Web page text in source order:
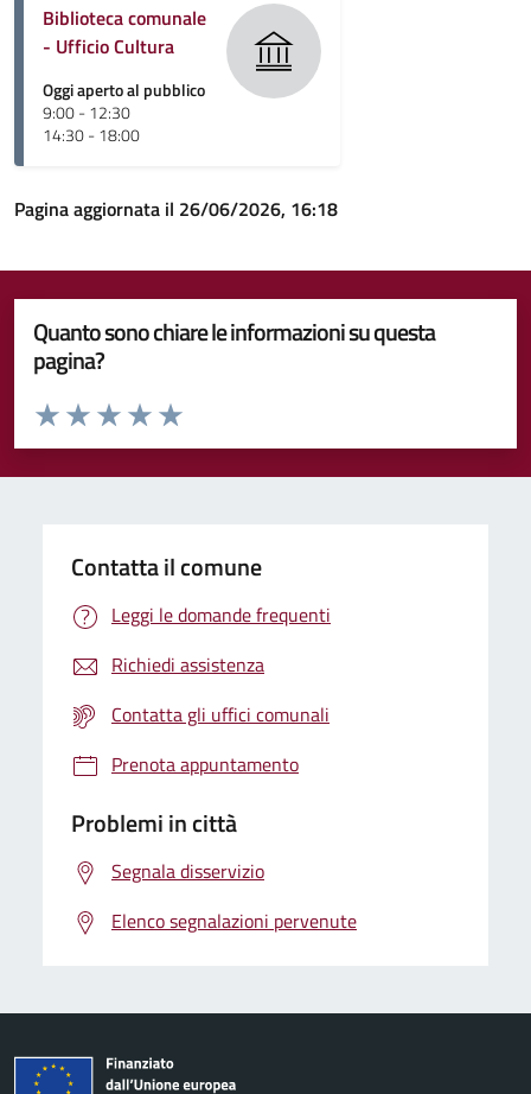
Biblioteca comunale
- Ufficio Cultura
Oggi aperto al pubblico
9:00 - 12:30
14:30 - 18:00
Pagina aggiornata il 26/06/2026, 16:18
Quanto sono chiare le informazioni su questa
pagina?
Valuta da 1 a 5 stelle la pagina
Valuta 5 stelle su 5
Valuta 4 stelle su 5
Valuta 3 stelle su 5
Valuta 2 stelle su 5
Valuta 1 stelle su 5
Contatta il comune
Leggi le domande frequenti
Richiedi assistenza
Contatta gli uffici comunali
Prenota appuntamento
Problemi in città
Segnala disservizio
Elenco segnalazioni pervenute